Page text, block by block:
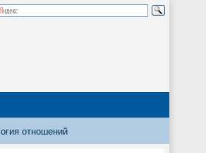
отношений